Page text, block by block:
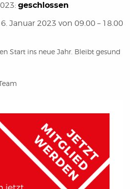
geschlossen
Januar 2023 von 09.00 – 18.00
Start ins neue Jahr. Bleibt gesund